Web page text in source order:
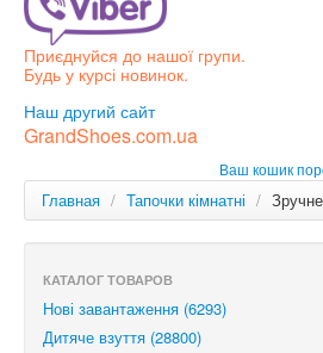
Таблиця розмірів
Вхід для покупця
Приєднуйся до нашої групи.
Будь у курсі новинок.
Наш другий сайт
GrandShoes.com.ua
Ваш кошик
Главная / Тапочки кімнатні /
КАТАЛОГ ТОВАРОВ
Нові завантаження (6293)
Дитяче взуття (28800)